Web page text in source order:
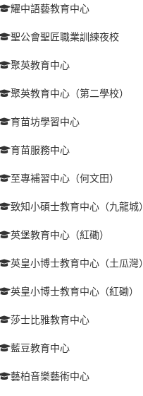
耀中語藝教育中心
聖公會聖匠職業訓練夜校
聚英教育中心
聚英教育中心（第二學校）
育苗坊學習中心
育苗服務中心
至專補習中心（何文田）
致知小碩士教育中心（九龍城）
英堡教育中心（紅磡）
英皇小博士教育中心（土瓜灣）
英皇小博士教育中心（紅磡）
莎士比雅教育中心
藍豆教育中心
藝柏音樂藝術中心